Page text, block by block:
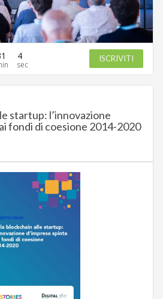
3 ISCRIVITI
startup: l’innovazione
fondi di coesione 2014-2020